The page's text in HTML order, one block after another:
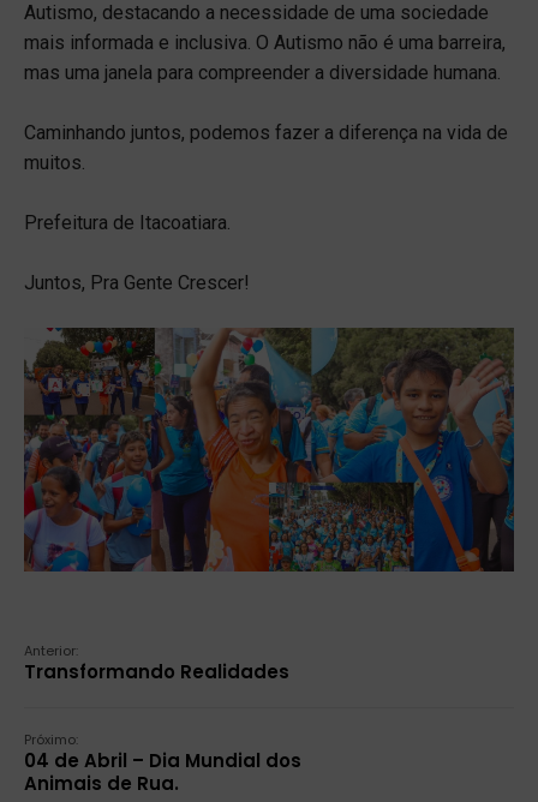
Autismo, destacando a necessidade de uma sociedade
mais informada e inclusiva. O Autismo não é uma barreira,
mas uma janela para compreender a diversidade humana.
Caminhando juntos, podemos fazer a diferença na vida de
muitos.
Prefeitura de Itacoatiara.
Juntos, Pra Gente Crescer!
Anterior:
Transformando Realidades
Próximo:
04 de Abril – Dia Mundial dos
Animais de Rua.